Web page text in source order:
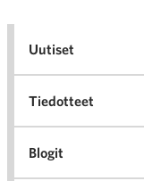
Uutiset
Tiedotteet
Blogit